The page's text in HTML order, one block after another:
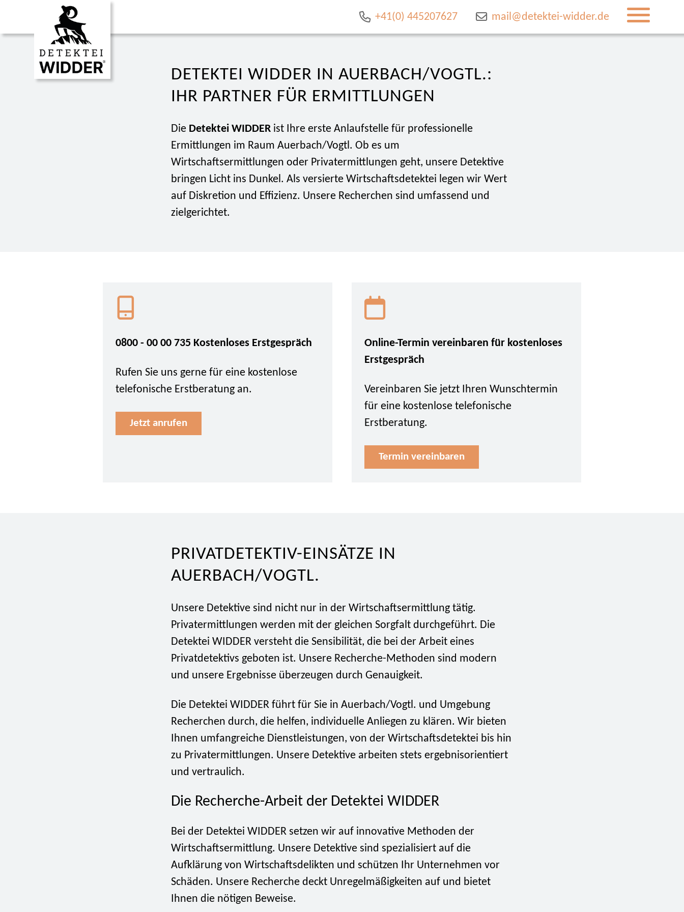
+41(0) 445207627 mail@detektei-widder.de
DETEKTEI WIDDER IN AUERBACH/VOGTL.:
IHR PARTNER FÜR ERMITTLUNGEN
Die Detektei WIDDER ist Ihre erste Anlaufstelle für professionelle
Ermittlungen im Raum Auerbach/Vogtl. Ob es um
Wirtschaftsermittlungen oder Privatermittlungen geht, unsere Detektive
bringen Licht ins Dunkel. Als versierte Wirtschaftsdetektei legen wir Wert
auf Diskretion und Effizienz. Unsere Recherchen sind umfassend und
zielgerichtet.
0800 - 00 00 735 Kostenloses Erstgespräch
Rufen Sie uns gerne für eine kostenlose
telefonische Erstberatung an.
Jetzt anrufen
Online-Termin vereinbaren für kostenloses
Erstgespräch
Vereinbaren Sie jetzt Ihren Wunschtermin
für eine kostenlose telefonische
Erstberatung.
Termin vereinbaren
PRIVATDETEKTIV-EINSÄTZE IN
AUERBACH/VOGTL.
Unsere Detektive sind nicht nur in der Wirtschaftsermittlung tätig.
Privatermittlungen werden mit der gleichen Sorgfalt durchgeführt. Die
Detektei WIDDER versteht die Sensibilität, die bei der Arbeit eines
Privatdetektivs geboten ist. Unsere Recherche-Methoden sind modern
und unsere Ergebnisse überzeugen durch Genauigkeit.
Die Detektei WIDDER führt für Sie in Auerbach/Vogtl. und Umgebung
Recherchen durch, die helfen, individuelle Anliegen zu klären. Wir bieten
Ihnen umfangreiche Dienstleistungen, von der Wirtschaftsdetektei bis hin
zu Privatermittlungen. Unsere Detektive arbeiten stets ergebnisorientiert
und vertraulich.
Die Recherche-Arbeit der Detektei WIDDER
Bei der Detektei WIDDER setzen wir auf innovative Methoden der
Wirtschaftsermittlung. Unsere Detektive sind spezialisiert auf die
Aufklärung von Wirtschaftsdelikten und schützen Ihr Unternehmen vor
Schäden. Unsere Recherche deckt Unregelmäßigkeiten auf und bietet
Ihnen die nötigen Beweise.